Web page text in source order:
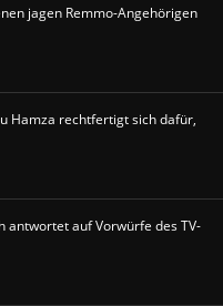
jagen Remmo-Angehörigen
Hamza rechtfertigt sich dafür,
antwortet auf Vorwürfe des TV-